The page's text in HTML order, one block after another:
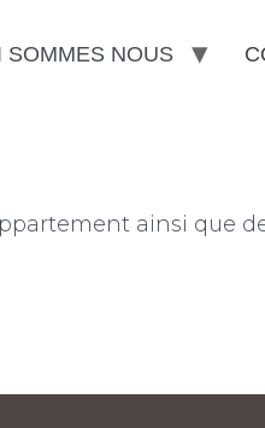
SOMMES NOUS
ainsi que